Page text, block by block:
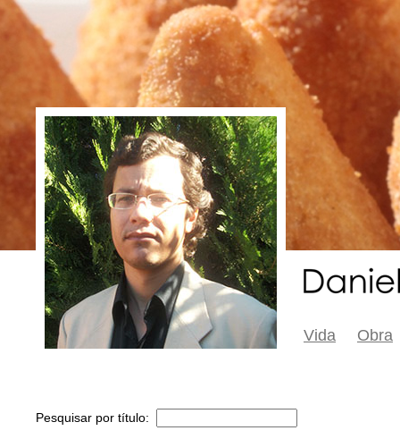
Vida Obra
Pesquisar por título: